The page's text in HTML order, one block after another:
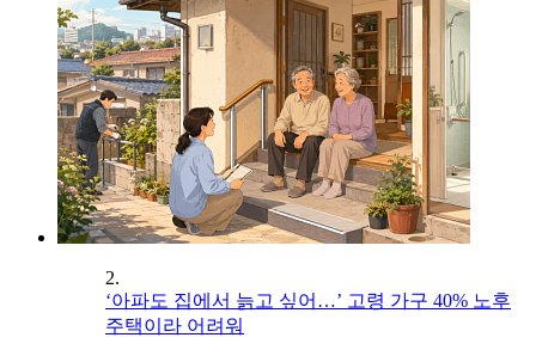
2.
‘아파도 집에서 늙고 싶어…’ 고령 가구 40% 노후
주택이라 어려워